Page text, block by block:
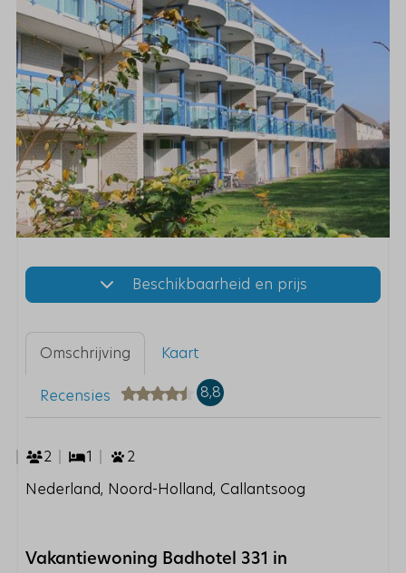
Beschikbaarheid en prijs
Omschrijving Kaart
Recensies 8,8
2 1 2
Nederland, Noord-Holland, Callantsoog
Vakantiewoning Badhotel 331 in